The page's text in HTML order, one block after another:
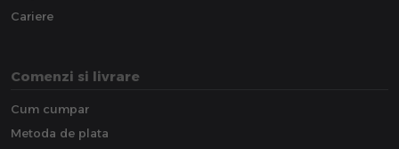
Cariere
Comenzi si livrare
Cum cumpar
Metoda de plata